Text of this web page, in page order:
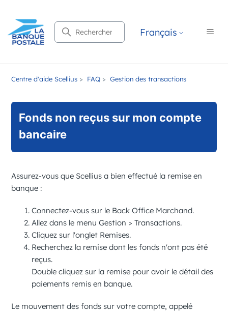
Recherche Français
Centre d'aide Scellius FAQ Gestion des transactions
Fonds non reçus sur mon compte
bancaire
Assurez-vous que Scellius a bien effectué la remise en
banque :
Connectez-vous sur le Back Office Marchand.
Allez dans le menuGestion >Transactions.
Cliquez sur l'onglet Remises.
Recherchez la remise dont les fonds n'ont pas été
reçus.
Double cliquez sur la remise pour avoir le détail des
paiements remis en banque.
Le mouvement des fonds sur votre compte, appelé